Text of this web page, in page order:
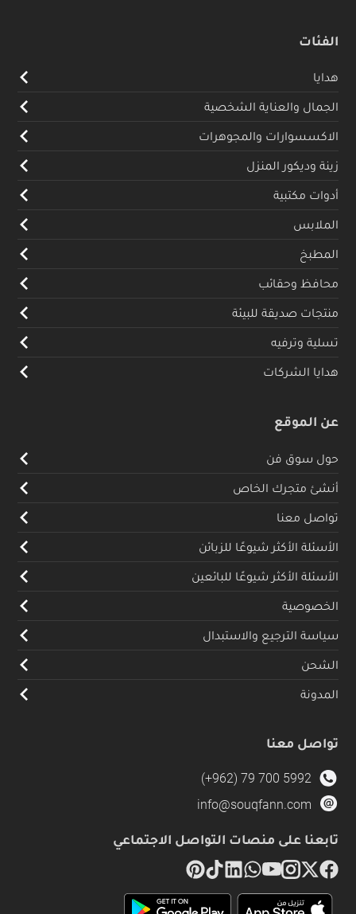
الفئات
هدايا
الجمال والعناية الشخصية
الاكسسوارات والمجوهرات
زينة وديكور المنزل
أدوات مكتبية
الملابس
المطبخ
محافظ وحقائب
منتجات صديقة للبيئة
تسلية وترفيه
هدايا الشركات
عن الموقع
حول سوق فن
أنشئ متجرك الخاص
تواصل معنا
الأسئلة الأكثر شيوعًا للزبائن
الأسئلة الأكثر شيوعًا للبائعين
الخصوصية
سياسة الترجيع والاستبدال
الشحن
المدونة
تواصل معنا
(+962) 79 700 5992
info@souqfann.com
تابعنا على منصات التواصل الاجتماعي